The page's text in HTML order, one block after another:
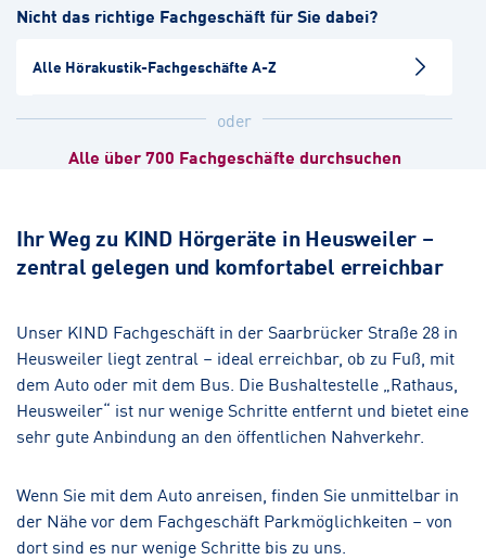
Hörakustik
Augenoptik
Bous
Saarlouis
Saarbrücken-Ost
St. Ingbert
Hörakustik
Nicht das richtige Fachgeschäft für Sie dabei?
Alle Hörakustik-Fachgeschäfte A-Z
oder
Alle über 700 Fachgeschäfte durchsuchen
Ihr Weg zu KIND Hörgeräte in Heusweiler –
zentral gelegen und komfortabel erreichbar
Unser KIND Fachgeschäft in der Saarbrücker Straße 28 in
Heusweiler liegt zentral – ideal erreichbar, ob zu Fuß, mit
dem Auto oder mit dem Bus. Die Bushaltestelle „Rathaus,
Heusweiler“ ist nur wenige Schritte entfernt und bietet eine
sehr gute Anbindung an den öffentlichen Nahverkehr.
Wenn Sie mit dem Auto anreisen, finden Sie unmittelbar in
der Nähe vor dem Fachgeschäft Parkmöglichkeiten – von
dort sind es nur wenige Schritte bis zu uns.